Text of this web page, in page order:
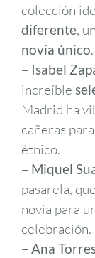
colección
diferente,
novia único
– Isabel
increíble
Madrid ha
cañeras
étnico.
– Miquel
pasarela,
novia para
celebración.
– Ana